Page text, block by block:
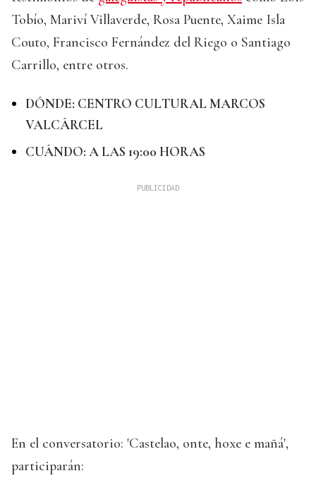
Tobío, Mariví Villaverde, Rosa Puente, Xaime Isla
Couto, Francisco Fernández del Riego o Santiago
Carrillo, entre otros.
DÓNDE: CENTRO CULTURAL MARCOS
VALCÁRCEL
CUÁNDO: A LAS 19:00 HORAS
En el conversatorio: 'Castelao, onte, hoxe e mañá',
participarán: